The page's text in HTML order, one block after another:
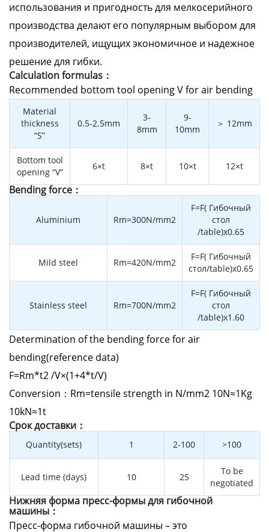
использования и пригодность для мелкосерийного
производства делают его популярным выбором для
производителей, ищущих экономичное и надежное
решение для гибки.
Calculation formulas：
Recommended bottom tool opening V for air bending
Material
thickness
“S”
0.5-2.5mm
3-
8mm
9-
10mm
＞ 12mm
Bottom tool
opening “V”
6×t 8×t 10×t 12×t
Bending force：
Aluminium Rm=300N/mm2
F=F( Гибочный
стол
/table)x0.65
Mild steel Rm=420N/mm2
F=F( Гибочный
стол/table)x0.65
Stainless steel Rm=700N/mm2
F=F( Гибочный
стол
/table)x1.60
Determination of the bending force for air
bending(reference data)
F=Rm*t2 /V×(1+4*t/V)
Conversion：Rm=tensile strength in N/mm2 10N≈1Kg
10kN≈1t
Cрок доставки：
Quantity(sets) 1 2-100 >100
Lead time (days) 10 25
To be
negotiated
Нижняя форма пресс-формы для гибочной
машины：
Пресс-форма гибочной машины – это